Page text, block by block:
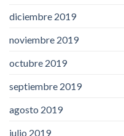
diciembre 2019
noviembre 2019
octubre 2019
septiembre 2019
agosto 2019
julio 2019